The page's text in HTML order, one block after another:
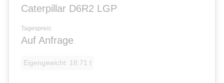
Caterpillar D6R2 LGP
Tagespreis:
Auf Anfrage
Eigengewicht: 18.71 t